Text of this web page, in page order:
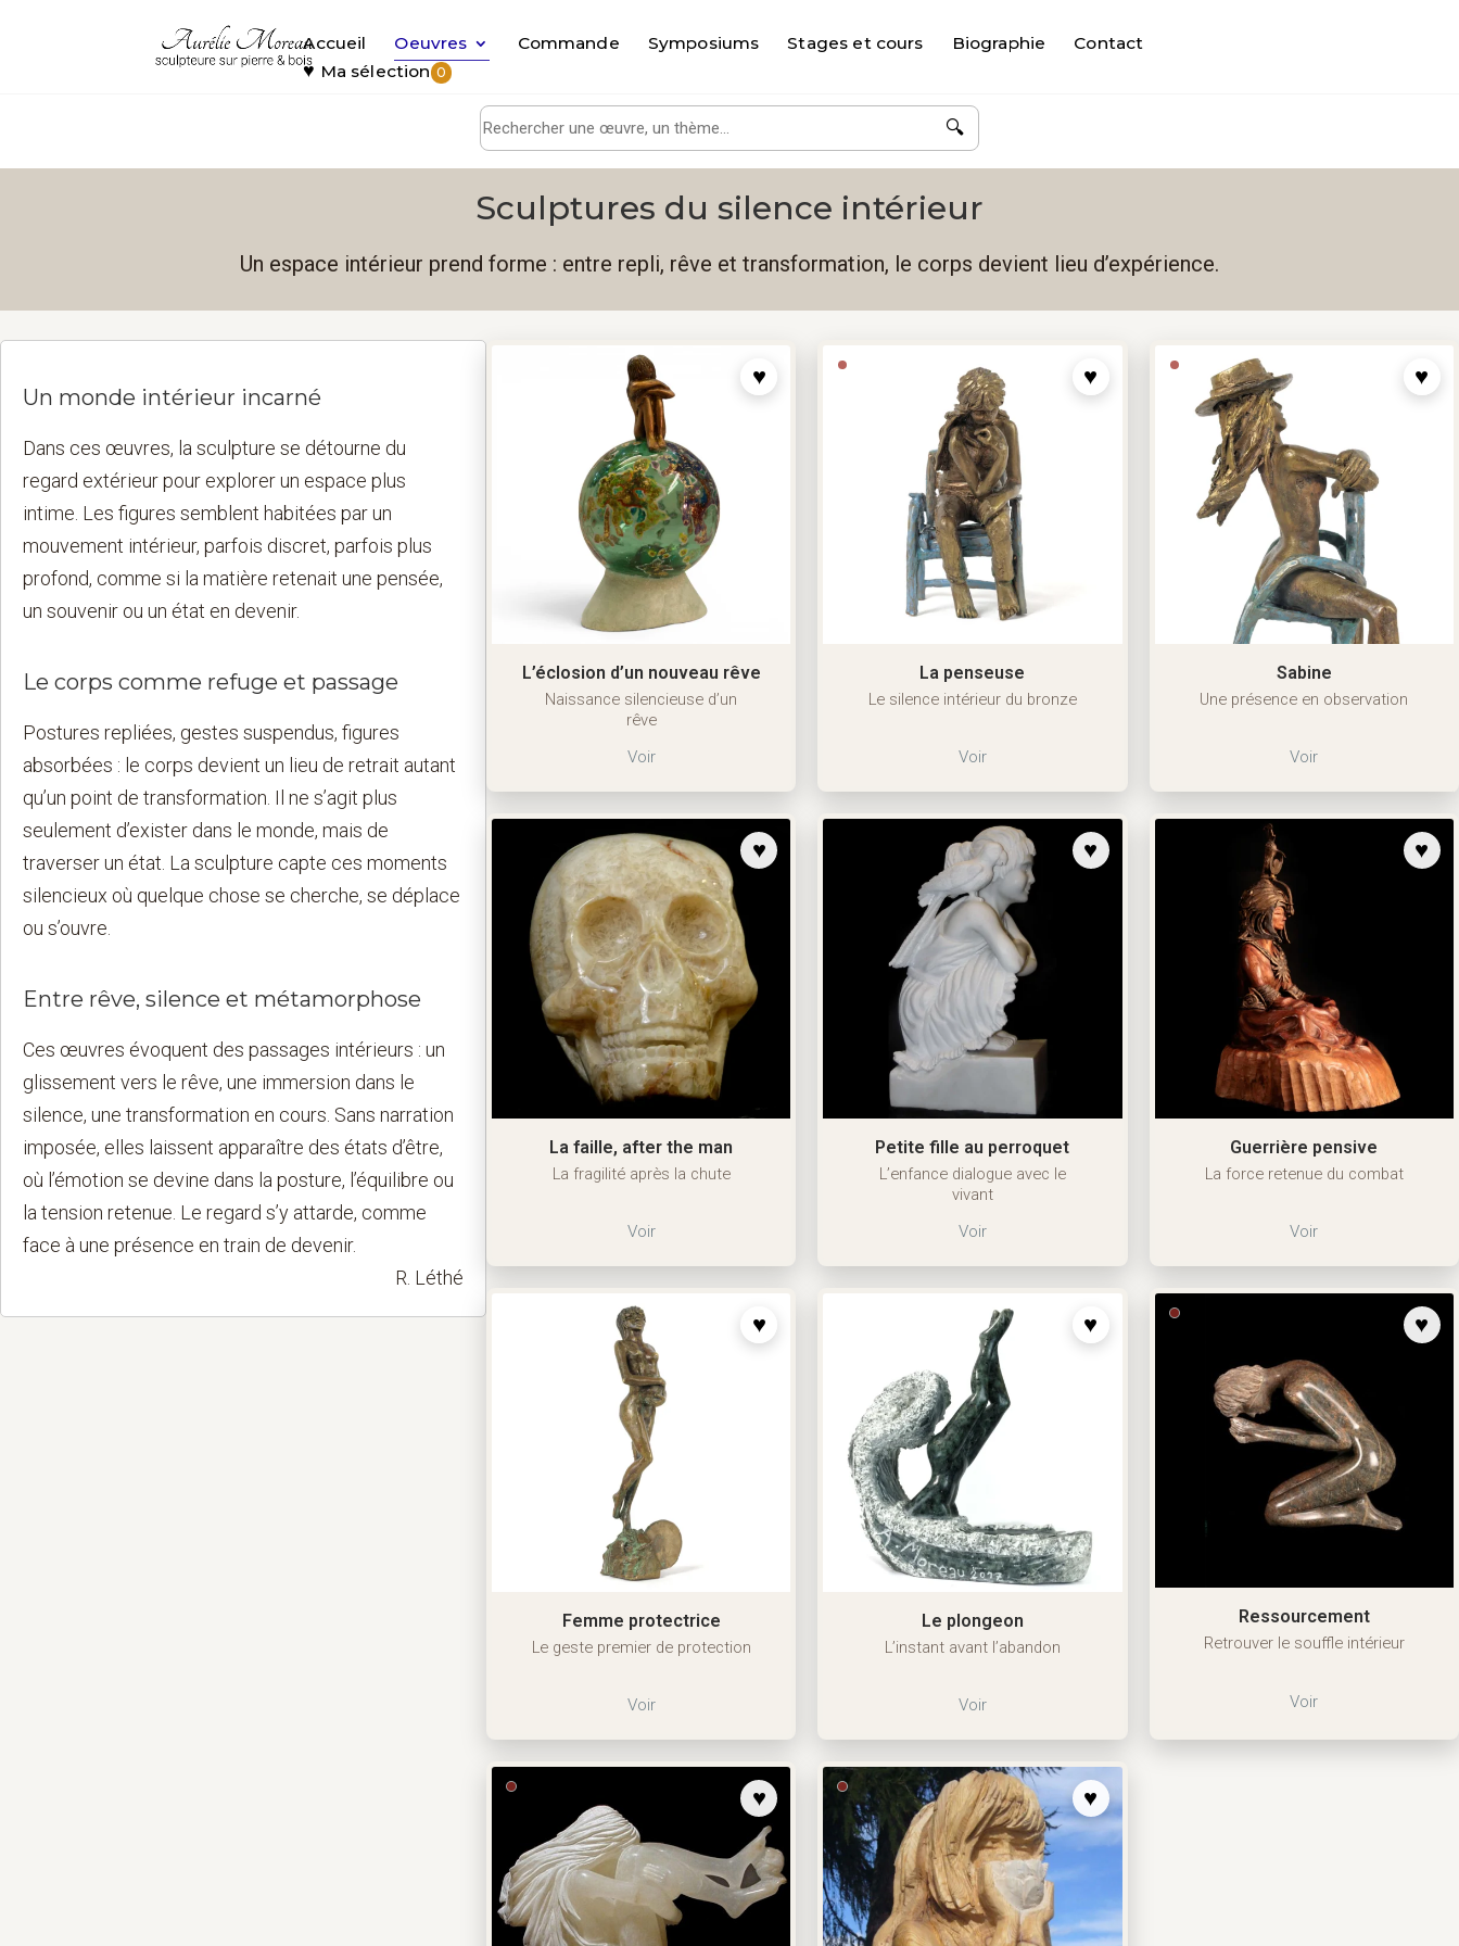
Accueil Oeuvres Commande Symposiums Stages et cours Biographie Contact
♥ Ma sélection 0
🔍
Sculptures du silence intérieur
Un espace intérieur prend forme : entre repli, rêve et transformation, le corps devient lieu d’expérience.
Un monde intérieur incarné
Dans ces œuvres, la sculpture se détourne du
regard extérieur pour explorer un espace plus
intime. Les figures semblent habitées par un
mouvement intérieur, parfois discret, parfois plus
profond, comme si la matière retenait une pensée,
un souvenir ou un état en devenir.
Le corps comme refuge et passage
Postures repliées, gestes suspendus, figures
absorbées : le corps devient un lieu de retrait autant
qu’un point de transformation. Il ne s’agit plus
seulement d’exister dans le monde, mais de
traverser un état. La sculpture capte ces moments
silencieux où quelque chose se cherche, se déplace
ou s’ouvre.
Entre rêve, silence et métamorphose
Ces œuvres évoquent des passages intérieurs : un
glissement vers le rêve, une immersion dans le
silence, une transformation en cours. Sans narration
imposée, elles laissent apparaître des états d’être,
où l’émotion se devine dans la posture, l’équilibre ou
la tension retenue. Le regard s’y attarde, comme
face à une présence en train de devenir.
R. Léthé
L’éclosion d’un nouveau rêve
Naissance silencieuse d’un
rêve
Voir
La penseuse
Le silence intérieur du bronze
Voir
Sabine
Une présence en observation
Voir
La faille, after the man
La fragilité après la chute
Voir
Petite fille au perroquet
L’enfance dialogue avec le
vivant
Voir
Guerrière pensive
La force retenue du combat
Voir
Femme protectrice
Le geste premier de protection
Voir
Le plongeon
L’instant avant l’abandon
Voir
Ressourcement
Retrouver le souffle intérieur
Voir